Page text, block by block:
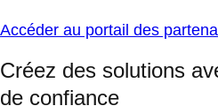
Accéder au portail des
Créez des solutions
de confiance